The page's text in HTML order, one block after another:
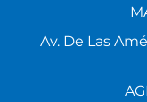
Av. De Las